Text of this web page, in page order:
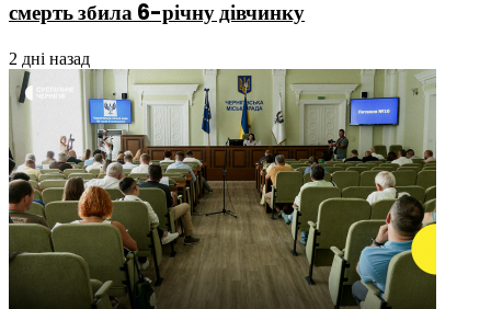
смерть збила 6-річну дівчинку
2 дні назад